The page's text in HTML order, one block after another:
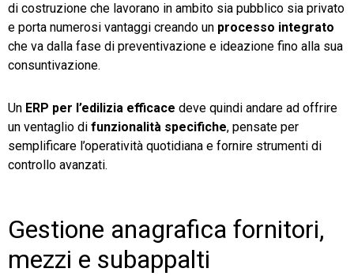
di costruzione che lavorano in ambito sia pubblico sia privato
e porta numerosi vantaggi creando un processo integrato
che va dalla fase di preventivazione e ideazione fino alla sua
consuntivazione.
Un ERP per l’edilizia efficace deve quindi andare ad offrire
un ventaglio di funzionalità specifiche, pensate per
semplificare l’operatività quotidiana e fornire strumenti di
controllo avanzati.
Gestione anagrafica fornitori,
mezzi e subappalti